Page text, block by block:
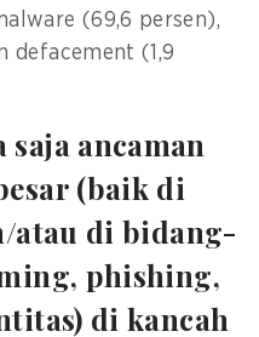
(69,6 persen),
defacement (1,9
ancaman
(baik di
atau di bidang-
phishing,
di kancah